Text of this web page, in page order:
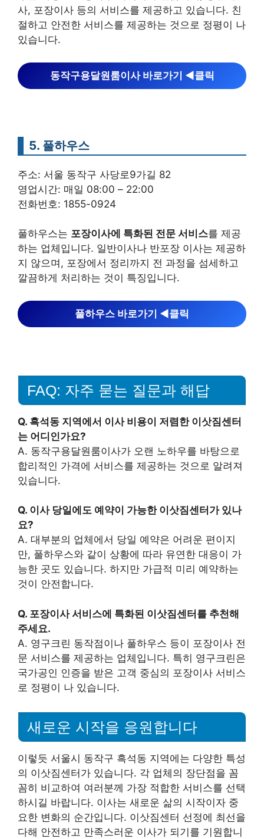
사, 포장이사 등의 서비스를 제공하고 있습니다. 친
절하고 안전한 서비스를 제공하는 것으로 정평이 나
있습니다.
동작구용달원룸이사 바로가기 ◀︎클릭
5. 풀하우스
주소: 서울 동작구 사당로9가길 82
영업시간: 매일 08:00 – 22:00
전화번호: 1855-0924
풀하우스는 포장이사에 특화된 전문 서비스를 제공
하는 업체입니다. 일반이사나 반포장 이사는 제공하
지 않으며, 포장에서 정리까지 전 과정을 섬세하고
깔끔하게 처리하는 것이 특징입니다.
풀하우스 바로가기 ◀︎클릭
FAQ: 자주 묻는 질문과 해답
Q. 흑석동 지역에서 이사 비용이 저렴한 이삿짐센터
는 어디인가요?
A. 동작구용달원룸이사가 오랜 노하우를 바탕으로
합리적인 가격에 서비스를 제공하는 것으로 알려져
있습니다.
Q. 이사 당일에도 예약이 가능한 이삿짐센터가 있나
요?
A. 대부분의 업체에서 당일 예약은 어려운 편이지
만, 풀하우스와 같이 상황에 따라 유연한 대응이 가
능한 곳도 있습니다. 하지만 가급적 미리 예약하는
것이 안전합니다.
Q. 포장이사 서비스에 특화된 이삿짐센터를 추천해
주세요.
A. 영구크린 동작점이나 풀하우스 등이 포장이사 전
문 서비스를 제공하는 업체입니다. 특히 영구크린은
국가공인 인증을 받은 고객 중심의 포장이사 서비스
로 정평이 나 있습니다.
새로운 시작을 응원합니다
이렇듯 서울시 동작구 흑석동 지역에는 다양한 특성
의 이삿짐센터가 있습니다. 각 업체의 장단점을 꼼
꼼히 비교하여 여러분께 가장 적합한 서비스를 선택
하시길 바랍니다. 이사는 새로운 삶의 시작이자 중
요한 변화의 순간입니다. 이삿짐센터 선정에 최선을
다해 안전하고 만족스러운 이사가 되기를 기원합니